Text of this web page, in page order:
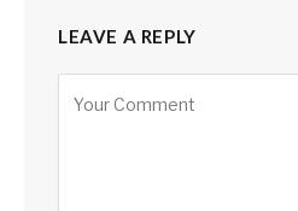
LEAVE A REPLY